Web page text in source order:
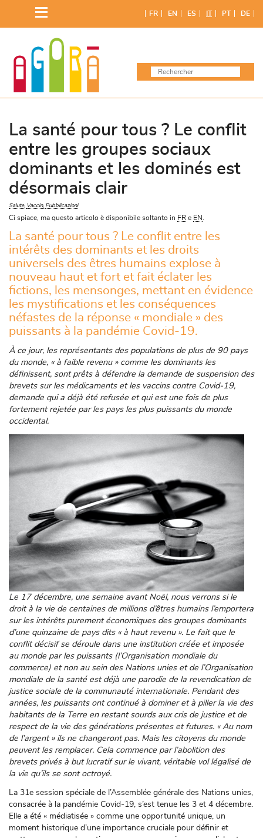
content
FR EN ES IT PT DE
La santé pour tous ? Le conflit
entre les groupes sociaux
dominants et les dominés est
désormais clair
Salute Vaccin Pubblicazioni
Ci spiace, ma questo articolo è disponibile soltanto in FR e EN
La santé pour tous ? Le conflit entre les
intérêts des dominants et les droits
universels des êtres humains explose à
nouveau haut et fort et fait éclater les
fictions, les mensonges, mettant en évidence
les mystifications et les conséquences
néfastes de la réponse « mondiale » des
puissants à la pandémie Covid-19.
À ce jour, les représentants des populations de plus de 90 pays
du monde, « à faible revenu » comme les dominants les
définissent, sont prêts à défendre la demande de suspension des
brevets sur les médicaments et les vaccins contre Covid-19,
demande qui a déjà été refusée et qui est une fois de plus
fortement rejetée par les pays les plus puissants du monde
occidental.
Le 17 décembre, une semaine avant Noël, nous verrons si le
droit à la vie de centaines de millions d’êtres humains l’emportera
sur les intérêts purement économiques des groupes dominants
d’une quinzaine de pays dits « à haut revenu ». Le fait que le
conflit décisif se déroule dans une institution créée et imposée
au monde par les puissants (l’Organisation mondiale du
commerce) et non au sein des Nations unies et de l’Organisation
mondiale de la santé est déjà une parodie de la revendication de
justice sociale de la communauté internationale. Pendant des
années, les puissants ont continué à dominer et à piller la vie des
habitants de la Terre en restant sourds aux cris de justice et de
respect de la vie des générations présentes et futures. « Au nom
de l’argent » ils ne changeront pas. Mais les citoyens du monde
peuvent les remplacer. Cela commence par l’abolition des
brevets privés à but lucratif sur le vivant, véritable vol légalisé de
la vie qu’ils se sont octroyé.
La 31e session spéciale de l’Assemblée générale des Nations unies,
consacrée à la pandémie Covid-19, s’est tenue les 3 et 4 décembre.
Elle a été « médiatisée » comme une opportunité unique, un
moment historique d’une importance cruciale pour définir et